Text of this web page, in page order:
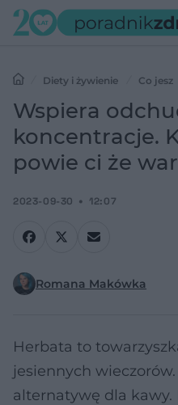
Diety i żywienie Co jesz
koncentracje. Każda jesieniara
Wspiera
koncentracje.
powie ci że
2023-09-30 12:07
Romana Makówka
Herbata to
jesiennych
alternatywę dla kawy.